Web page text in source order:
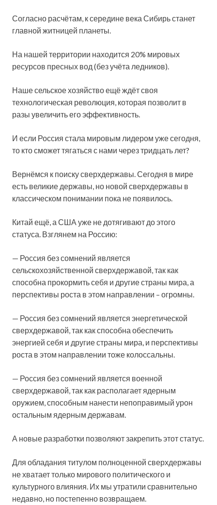
Согласно расчётам, к середине века Сибирь станет
главной житницей планеты.
На нашей территории находится 20% мировых
ресурсов пресных вод (без учёта ледников).
Наше сельское хозяйство ещё ждёт своя
технологическая революция, которая позволит в
разы увеличить его эффективность.
И если Россия стала мировым лидером уже сегодня,
то кто сможет тягаться с нами через тридцать лет?
Вернёмся к поиску сверхдержавы. Сегодня в мире
есть великие державы, но новой сверхдержавы в
классическом понимании пока не появилось.
Китай ещё, а США уже не дотягивают до этого
статуса. Взглянем на Россию:
— Россия без сомнений является
сельскохозяйственной сверхдержавой, так как
способна прокормить себя и другие страны мира, а
перспективы роста в этом направлении – огромны.
— Россия без сомнений является энергетической
сверхдержавой, так как способна обеспечить
энергией себя и другие страны мира, и перспективы
роста в этом направлении тоже колоссальны.
— Россия без сомнений является военной
сверхдержавой, так как располагает ядерным
оружием, способным нанести непоправимый урон
остальным ядерным державам.
А новые разработки позволяют закрепить этот статус.
Для обладания титулом полноценной сверхдержавы
не хватает только мирового политического и
культурного влияния. Их мы утратили сравнительно
недавно, но постепенно возвращаем.